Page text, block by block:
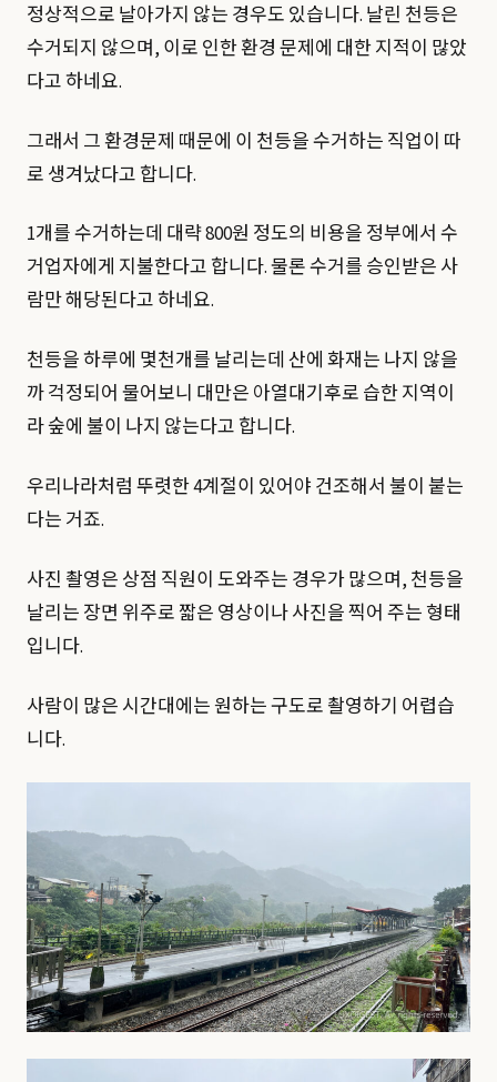
정상적으로 날아가지 않는 경우도 있습니다. 날린 천등은
수거되지 않으며, 이로 인한 환경 문제에 대한 지적이 많았
다고 하네요.
그래서 그 환경문제 때문에 이 천등을 수거하는 직업이 따
로 생겨났다고 합니다.
1개를 수거하는데 대략 800원 정도의 비용을 정부에서 수
거업자에게 지불한다고 합니다. 물론 수거를 승인받은 사
람만 해당된다고 하네요.
천등을 하루에 몇천개를 날리는데 산에 화재는 나지 않을
까 걱정되어 물어보니 대만은 아열대기후로 습한 지역이
라 숲에 불이 나지 않는다고 합니다.
우리나라처럼 뚜렷한 4계절이 있어야 건조해서 불이 붙는
다는 거죠.
사진 촬영은 상점 직원이 도와주는 경우가 많으며, 천등을
날리는 장면 위주로 짧은 영상이나 사진을 찍어 주는 형태
입니다.
사람이 많은 시간대에는 원하는 구도로 촬영하기 어렵습
니다.